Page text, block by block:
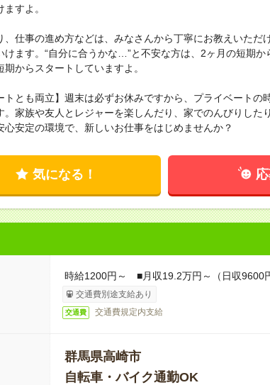
すよ。
、仕事の進め方などは、みなさんから丁寧にお教えいただ
けます。“自分に合うかな…”と不安な方は、2ヶ月の短期か
期からスタートしていますよ。
トとも両立】週末は必ずお休みですから、プライベートの
。家族や友人とレジャーを楽しんだり、家でのんびりし
心安定の環境で、新しいお仕事をはじめませんか？
気になる！
時給1200円～ ■月収19.2万円～（日収9600
交通費別途支給あり
交通費 交通費規定内支給
群馬県高崎市
自転車・バイク通勤OK